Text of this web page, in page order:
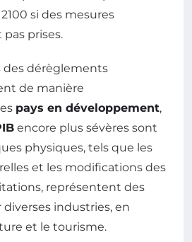
si des mesures
prises.
des dérèglements
de manière
pays en développement,
encore plus sévères sont
physiques, tels que les
et les modifications des
représentent des
industries, en
et le tourisme.